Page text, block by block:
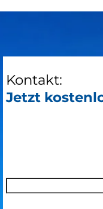
Kontakt:
Jetzt